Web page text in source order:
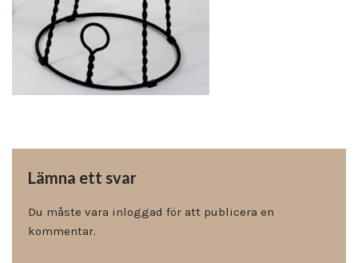
Lämna ett svar
Du måste vara inloggad för att publicera en
kommentar.